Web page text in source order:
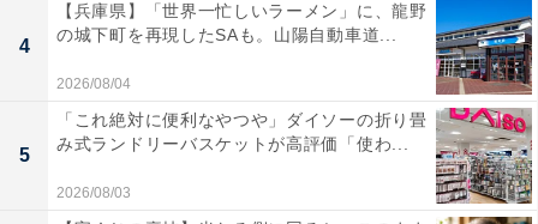
GPSが搭載されたのでスマホを持たずにランニング
へ行けるようになり、ルートもしっかり記録できて
4
【兵庫県】「世界一忙しいラーメン」に、龍野
の城下町を再現したSAも。山陽自動車道...
2026/08/04
5
「これ絶対に便利なやつや」ダイソーの折り畳
み式ランドリーバスケットが高評価「使わ...
2026/08/03